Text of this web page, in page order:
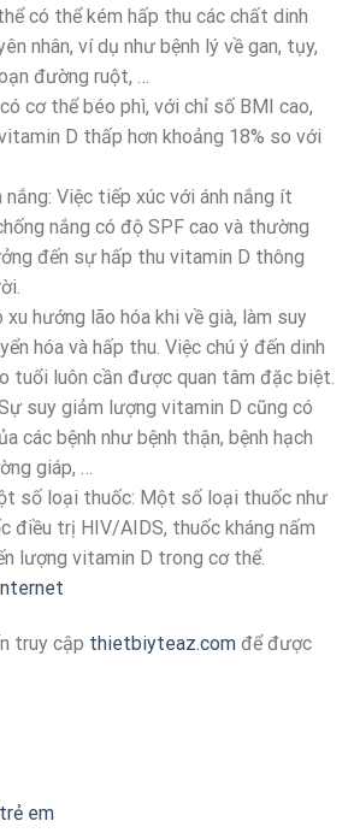
có thể kém hấp thu các chất dinh
nhân, ví dụ như bệnh lý về gan, tụy,
đường ruột, …
cơ thể béo phì, với chỉ số BMI cao,
D thấp hơn khoảng 18% so với
Việc tiếp xúc với ánh nắng ít
nắng có độ SPF cao và thường
đến sự hấp thu vitamin D thông
hướng lão hóa khi về già, làm suy
hóa và hấp thu. Việc chú ý đến dinh
tuổi luôn cần được quan tâm đặc biệt.
suy giảm lượng vitamin D cũng có
các bệnh như bệnh thận, bệnh hạch
giáp, …
số loại thuốc: Một số loại thuốc như
điều trị HIV/AIDS, thuốc kháng nấm
lượng vitamin D trong cơ thể.
Internet
truy cập thietbiyteaz.com để được
em